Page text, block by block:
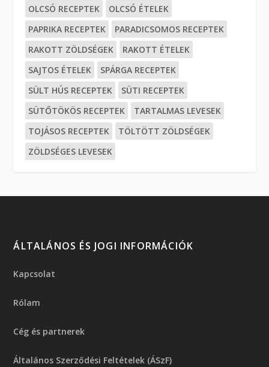
OLCSÓ RECEPTEK
OLCSÓ ÉTELEK
PAPRIKA RECEPTEK
PARADICSOMOS RECEPTEK
RAKOTT ZÖLDSÉGEK
RAKOTT ÉTELEK
SAJTOS ÉTELEK
SPÁRGA RECEPTEK
SÜLT HÚS RECEPTEK
SÜTI RECEPTEK
SÜTŐTÖKÖS RECEPTEK
TARTALMAS LEVESEK
TOJÁSOS RECEPTEK
TÖLTÖTT ZÖLDSÉGEK
ZÖLDSÉGES LEVESEK
ÁLTALÁNOS ÉS JOGI INFORMÁCIÓK
Kapcsolat
Rólam
Cég és partnerek
Általános Szerződési Feltételek (ÁSzF)